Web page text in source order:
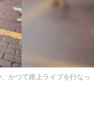
かつて路上ライブを行なっ